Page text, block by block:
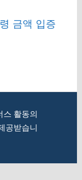
금액 입증
활동의
공받습니